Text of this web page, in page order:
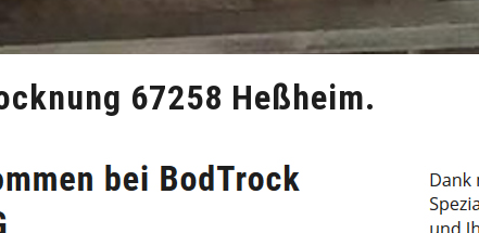
67258 Heßheim.